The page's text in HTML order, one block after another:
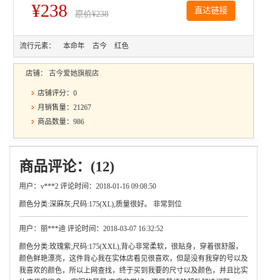
¥238 原价¥238 直达链接
流行元素： 本命年 古今 红色
店铺： 古今爱她旗舰店
店铺评分：0
月销售量：21267
商品数量：986
商品评论：(12)
用户：v***2 评论时间：2018-01-16 09:08:50
颜色分类:深麻灰;尺码:175(XL),质量很好。 非常到位
用户：丽***迪 评论时间：2018-03-07 16:32:52
颜色分类:玫瑰紫;尺码:175(XXL),背心非常柔软，很贴身，穿着很舒服，
颜色鲜艳漂亮，这件背心我在实体店看见很喜欢，但是没有我穿的号以及
我喜欢的颜色，所以上网查找，终于买到我要的尺寸以及颜色，并且比实